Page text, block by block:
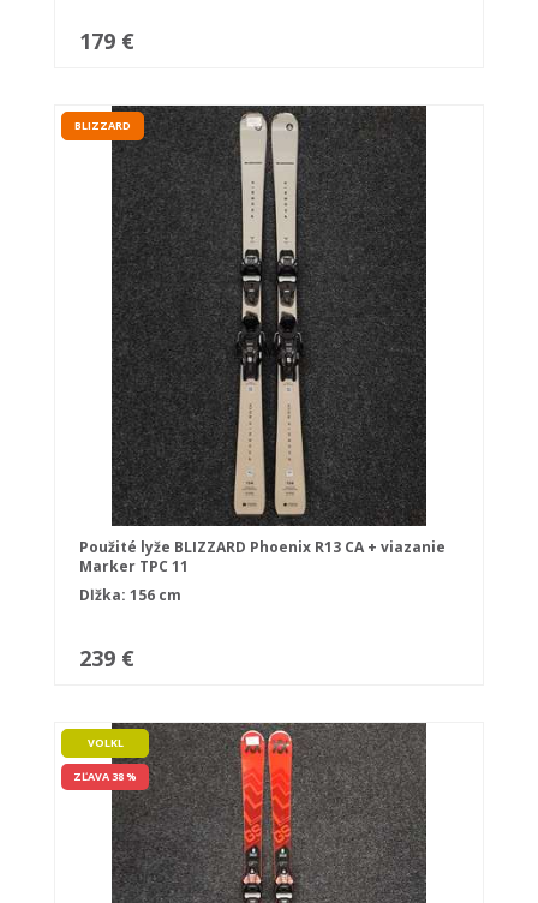
179 €
BLIZZARD
Použité lyže BLIZZARD Phoenix R13 CA + viazanie
Marker TPC 11
Dĺžka: 156 cm
239 €
VOLKL
ZĽAVA 38 %